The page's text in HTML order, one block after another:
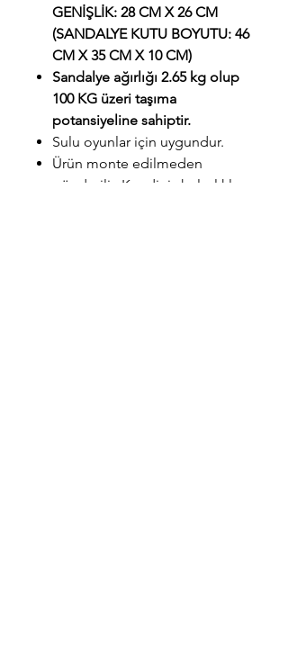
GENİŞLİK: 28 CM X 26 CM
(SANDALYE KUTU BOYUTU: 46
CM X 35 CM X 10 CM)
Sandalye ağırlığı 2.65 kg olup
100 KG üzeri taşıma
potansiyeline sahiptir.
Sulu oyunlar için uygundur.
Ürün monte edilmeden
gönderilir. Kendiniz kolaylıkla